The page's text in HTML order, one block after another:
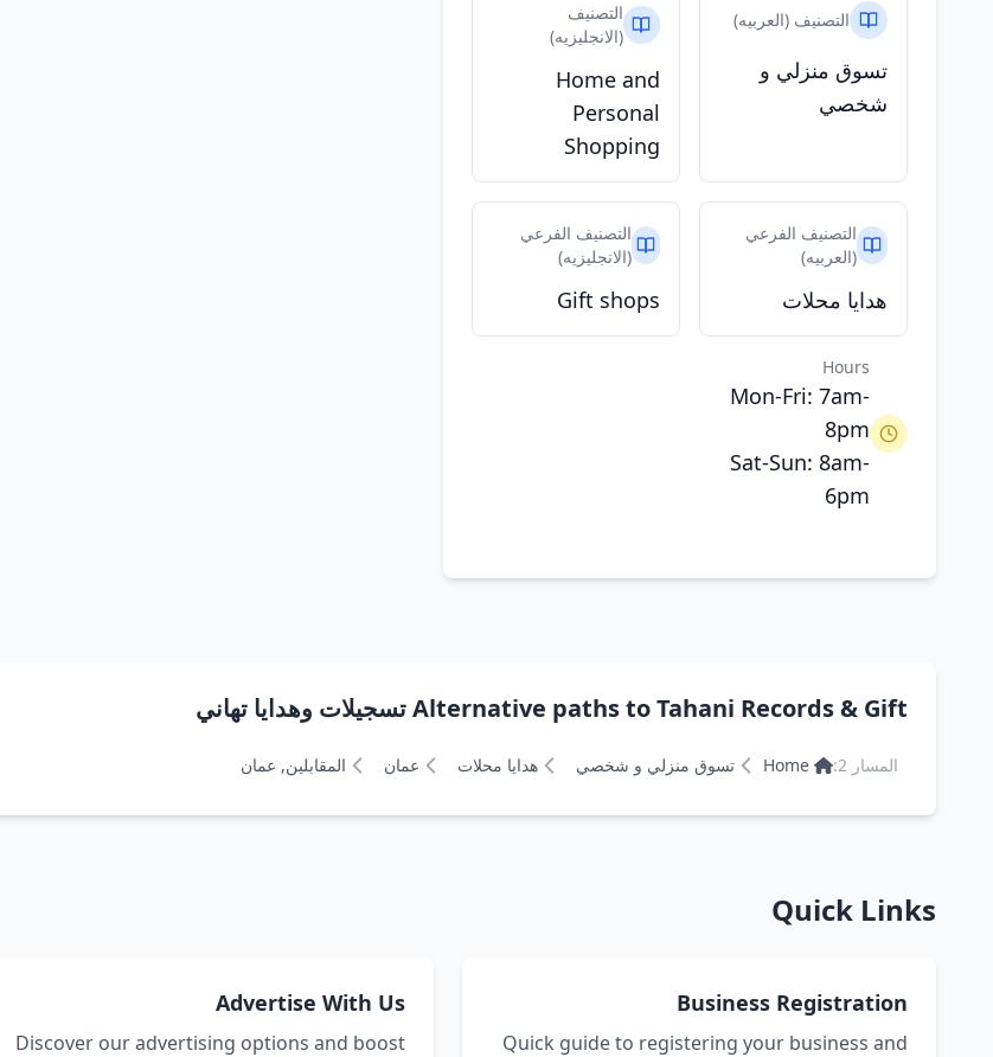
التصنيف (العربيه)
تسوق منزلي و
شخصي
التصنيف
(الانجليزيه)
Home and
Personal
Shopping
التصنيف الفرعي
(العربيه)
هدايا محلات
التصنيف الفرعي
(الانجليزيه)
Gift shops
Hours
Mon-Fri: 7am-
8pm
Sat-Sun: 8am-
6pm
Alternative paths to Tahani Records & Gift تسجيلات وهدايا تهاني
المسار 2: Home تسوق منزلي و شخصي هدايا محلات عمان المقابلين, عمان
Quick Links
Business Registration
Quick guide to registering your business and
Advertise With Us
Discover our advertising options and boost